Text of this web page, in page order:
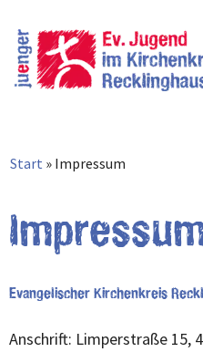
Start » Impressum
Evangelischer Kirchenkreis
Anschrift: Limperstraße 15,